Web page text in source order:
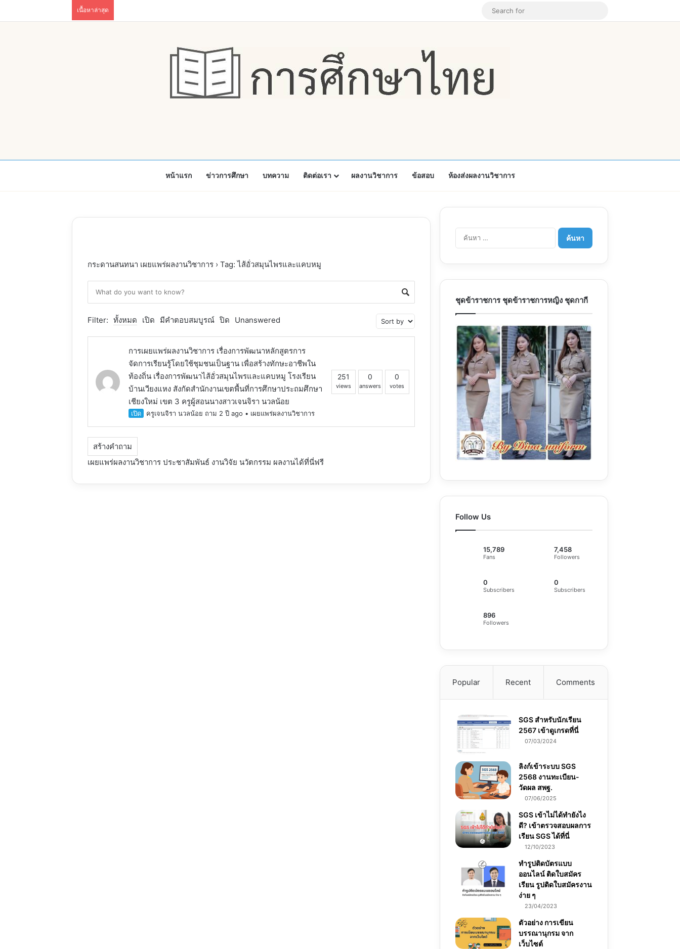
เนื้อหาล่าสุด Instagram
Random Article
หน้าแรก ข่าวการศึกษา บทความ ติดต่อเรา ผลงานวิชาการ ข้อสอบ ห้องส่งผลงานวิชาการ
กระดานสนทนา เผยแพร่ผลงานวิชาการ › Tag: ไส้อั่วสมุนไพรและแคบหมู
Filter: ทั้งหมด เปิด มีคำตอบสมบูรณ์ ปิด Unanswered
การเผยแพร่ผลงานวิชาการ เรื่องการพัฒนาหลักสูตรการ
จัดการเรียนรู้โดยใช้ชุมชนเป็นฐาน เพื่อสร้างทักษะอาชีพใน
ท้องถิ่น เรื่องการพัฒนาไส้อั่วสมุนไพรและแคบหมู โรงเรียน
บ้านเวียงแหง สังกัดสำนักงานเขตพื้นที่การศึกษาประถมศึกษา
เชียงใหม่ เขต 3 ครูผู้สอนนางสาวเจนจิรา นวลน้อย
เปิด ครูเจนจิรา นวลน้อย ถาม 2 ปี ago • เผยแพร่ผลงานวิชาการ
251
views
0
answers
0
votes
สร้างคำถาม
เผยแพร่ผลงานวิชาการ ประชาสัมพันธ์ งานวิจัย นวัตกรรม ผลงานได้ที่นี่ฟรี
ค้
น
า
รั
บ
ชุดข้าราชการ ชุดข้าราชการหญิง ชุดกากี
Follow Us
15,789
Fans
7,458
Followers
0
Subscribers
0
Subscribers
896
Followers
Popular Recent Comments
SGS สําหรับนักเรียน
2567 เข้าดูเกรดที่นี่
07/03/2024
ลิงก์เข้าระบบ SGS
2568 งานทะเบียน-
วัดผล สพฐ.
07/06/2025
SGS เข้าไม่ได้ทำยังไง
ดี? เข้าตรวจสอบผลการ
เรียน SGS ได้ที่นี่
12/10/2023
ทำรูปติดบัตรแบบ
ออนไลน์ ติดใบสมัคร
เรียน รูปติดใบสมัครงาน
ง่าย ๆ
23/04/2023
ตัวอย่าง การเขียน
บรรณานุกรม จาก
เว็บไซต์